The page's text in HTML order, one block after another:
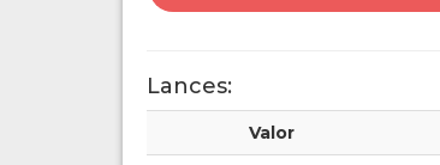
Lances:
Valor